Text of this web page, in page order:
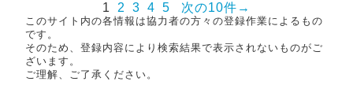
1 2 3 4 5 次の10件→
このサイト内の各情報は協力者の方々の登録作業によるもの
です。
そのため、登録内容により検索結果で表示されないものがご
ざいます。
ご理解、ご了承ください。